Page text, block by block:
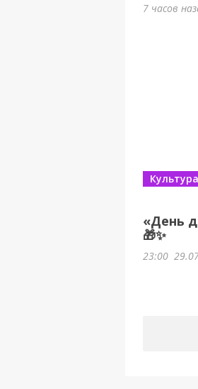
7 часов
«День
🎁✨
Культура
23:00